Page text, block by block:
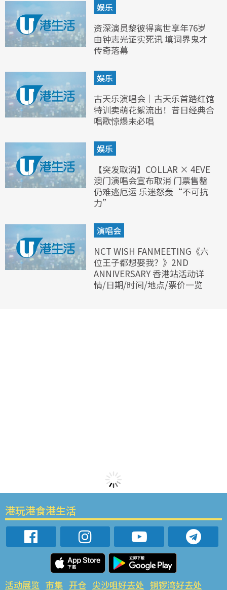
娱乐
资深演员黎彼得离世享年76岁
由钟志光证实死讯 填词界鬼才
传奇落幕
娱乐
古天乐演唱会｜古天乐首踏红馆
特训卖萌花絮流出！昔日经典合
唱歌惊爆未必唱
娱乐
【突发取消】COLLAR × 4EVE
澳门演唱会宣布取消 门票售罄
仍难逃厄运 乐迷怒轰“不可抗
力”
演唱会
NCT WISH FANMEETING《六
位王子都想娶我？》2ND
ANNIVERSARY 香港站活动详
情/日期/时间/地点/票价一览
港玩港食港生活
活动展览 市集 开仓 尖沙咀好去处 铜锣湾好去处